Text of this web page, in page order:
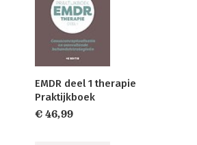
EMDR deel 1 therapie
Praktijkboek
€ 46,99